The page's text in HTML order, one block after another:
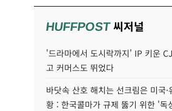
HUFFPOST씨저널
'드라마에서 도시락까지' IP 키운
고 커머스도 뛰었다
바닷속 산호 해치는 선크림은 미국
황 : 한국콜마가 규제 뚫기 위한 '독